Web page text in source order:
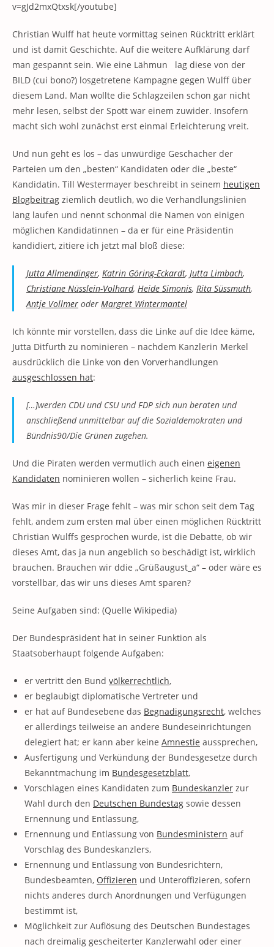
v=gJd2mxQtxsk[/youtube]
Christian Wulff hat heute vormittag seinen Rücktritt erklärt
und ist damit Geschichte. Auf die weitere Aufklärung darf
man gespannt sein. Wie eine Lähmun lag diese von der
BILD (cui bono?) losgetretene Kampagne gegen Wulff über
diesem Land. Man wollte die Schlagzeilen schon gar nicht
mehr lesen, selbst der Spott war einem zuwider. Insofern
macht sich wohl zunächst erst einmal Erleichterung vreit.
Und nun geht es los – das unwürdige Geschacher der
Parteien um den „besten“ Kandidaten oder die „beste“
Kandidatin. Till Westermayer beschreibt in seinem heutigen
Blogbeitrag ziemlich deutlich, wo die Verhandlungslinien
lang laufen und nennt schonmal die Namen von einigen
möglichen Kandidatinnen – da er für eine Präsidentin
kandidiert, zitiere ich jetzt mal bloß diese:
Jutta Allmendinger, Katrin Göring-Eckardt, Jutta Limbach,
Christiane Nüsslein-Volhard, Heide Simonis, Rita Süssmuth,
Antje Vollmer oder Margret Wintermantel
Ich könnte mir vorstellen, dass die Linke auf die Idee käme,
Jutta Ditfurth zu nominieren – nachdem Kanzlerin Merkel
ausdrücklich die Linke von den Vorverhandlungen
ausgeschlossen hat:
[…]werden CDU und CSU und FDP sich nun beraten und
anschließend unmittelbar auf die Sozialdemokraten und
Bündnis90/Die Grünen zugehen.
Und die Piraten werden vermutlich auch einen eigenen
Kandidaten nominieren wollen – sicherlich keine Frau.
Was mir in dieser Frage fehlt – was mir schon seit dem Tag
fehlt, andem zum ersten mal über einen möglichen Rücktritt
Christian Wulffs gesprochen wurde, ist die Debatte, ob wir
dieses Amt, das ja nun angeblich so beschädigt ist, wirklich
brauchen. Brauchen wir ddie „Grüßaugust_a“ – oder wäre es
vorstellbar, das wir uns dieses Amt sparen?
Seine Aufgaben sind: (Quelle Wikipedia)
Der Bundespräsident hat in seiner Funktion als
Staatsoberhaupt folgende Aufgaben:
er vertritt den Bund völkerrechtlich,
er beglaubigt diplomatische Vertreter und
er hat auf Bundesebene das Begnadigungsrecht, welches
er allerdings teilweise an andere Bundeseinrichtungen
delegiert hat; er kann aber keine Amnestie aussprechen,
Ausfertigung und Verkündung der Bundesgesetze durch
Bekanntmachung im Bundesgesetzblatt,
Vorschlagen eines Kandidaten zum Bundeskanzler zur
Wahl durch den Deutschen Bundestag sowie dessen
Ernennung und Entlassung,
Ernennung und Entlassung von Bundesministern auf
Vorschlag des Bundeskanzlers,
Ernennung und Entlassung von Bundesrichtern,
Bundesbeamten, Offizieren und Unteroffizieren, sofern
nichts anderes durch Anordnungen und Verfügungen
bestimmt ist,
Möglichkeit zur Auflösung des Deutschen Bundestages
nach dreimalig gescheiterter Kanzlerwahl oder einer